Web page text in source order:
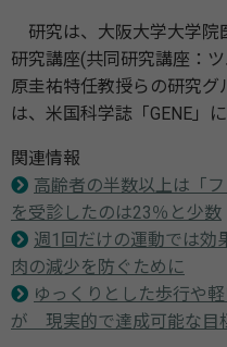
研究は、大阪大学大学院
研究講座(共同研究講座：
原圭祐特任教授らの研究
は、米国科学誌「GENE」
関連情報
高齢者の半数以上は「
を受診したのは23％と少数
週1回だけの運動では
肉の減少を防ぐために
ゆっくりとした歩行や
が 現実的で達成可能な目